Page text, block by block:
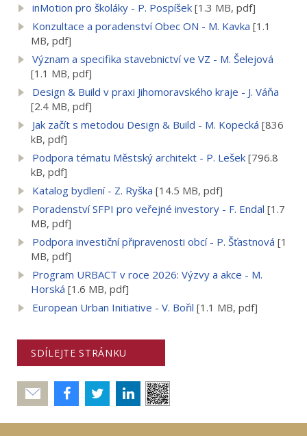
inMotion pro školáky - P. Pospíšek [1.3 MB, pdf]
Konzultace a poradenství Obec ON - M. Kavka [1.1
MB, pdf]
Význam a specifika stavebnictví ve VZ - M. Šelejová
[1.1 MB, pdf]
Design & Build v praxi Jihomoravského kraje - J. Váňa
[2.4 MB, pdf]
Jak začít s metodou Design & Build - M. Kopecká [836
kB, pdf]
Podpora tématu Městský architekt - P. Lešek [796.8
kB, pdf]
Katalog bydlení - Z. Ryška [14.5 MB, pdf]
Poradenství SFPI pro veřejné investory - F. Endal [1.7
MB, pdf]
Podpora investiční připravenosti obcí - P. Šťastnová [1
MB, pdf]
Program URBACT v roce 2026: Výzvy a akce - M.
Horská [1.6 MB, pdf]
European Urban Initiative - V. Bořil [1.1 MB, pdf]
SDÍLEJTE STRÁNKU
Poslat